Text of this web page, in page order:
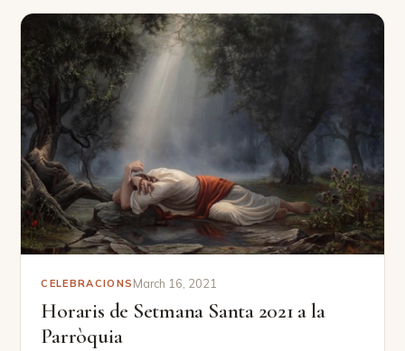
CELEBRACIONS March 16, 2021
Horaris de Setmana Santa 2021 a la
Parròquia